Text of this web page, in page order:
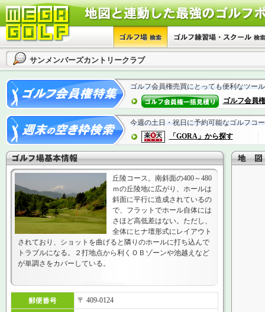
サンメンバーズカントリークラブ
ゴルフ会員権売買にとっても便利なツー
ゴルフ会員
今週の土日・祝日に予約可能なゴルフコ
「GORA」から探す
丘陵コース。南斜面の400～480
ｍの丘陵地に広がり、ホールは
斜面に平行に造成されているの
で、フラットでホール自体には
さほど高低差はない。ただし、
全体にヒナ壇形式にレイアウト
されており、ショットを曲げると隣りのホールに打ち込んで
トラブルになる。２打地点から利くＯＢゾーンや池越えなど
が単調さをカバーしている。
〒 409-0124